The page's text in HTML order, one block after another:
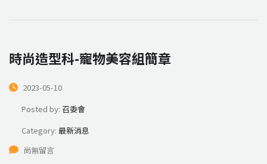
時尚造型科-寵物美容組簡章
2023-05-10
Posted by: 召委會
Category: 最新消息
尚無留言